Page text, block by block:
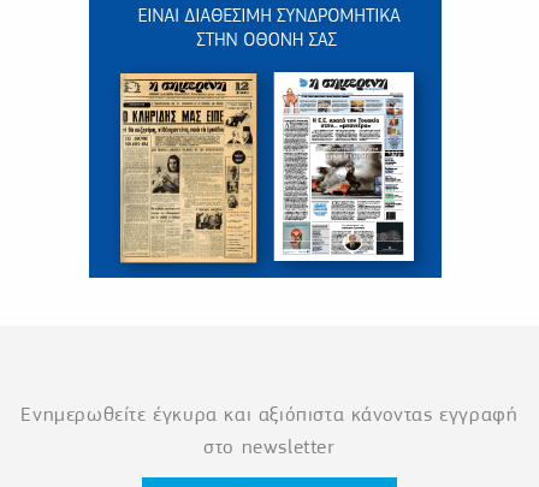
Ενημερωθείτε έγκυρα και αξιόπιστα κάνοντας εγγραφή
στο newsletter